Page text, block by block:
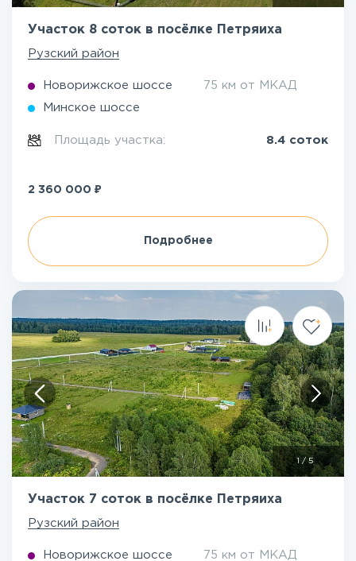
Участок 8 соток в посёлке Петряиха
Рузский район
Новорижское шоссе 75 км от МКАД
Минское шоссе
Площадь участка: 8.4 соток
2 360 000 ₽
Подробнее
1 / 5
Участок 7 соток в посёлке Петряиха
Рузский район
Новорижское шоссе 75 км от МКАД